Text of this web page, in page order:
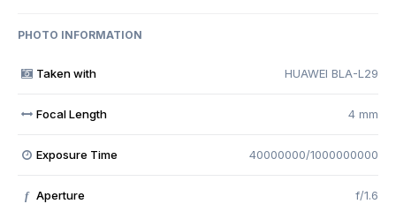
PHOTO INFORMATION
Taken with HUAWEI BLA-L29
Focal Length 4 mm
Exposure Time 40000000/1000000000
f Aperture f/1.6